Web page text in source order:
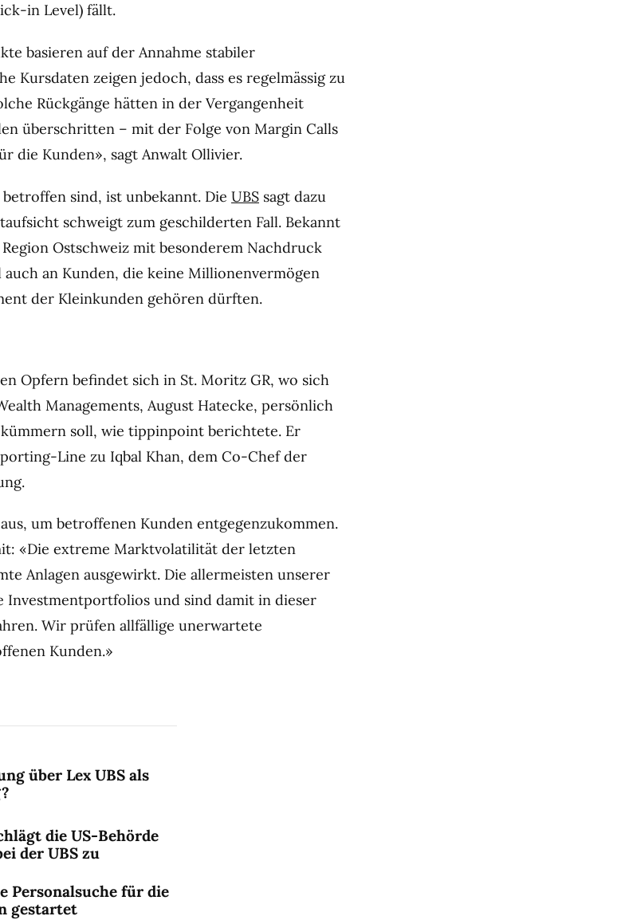
in Level) fällt.
basieren auf der Annahme stabiler
Kursdaten zeigen jedoch, dass es regelmässig zu
Rückgänge hätten in der Vergangenheit
überschritten – mit der Folge von Margin Calls
die Kunden», sagt Anwalt Ollivier.
sind, ist unbekannt. Die UBS sagt dazu
schweigt zum geschilderten Fall. Bekannt
Ostschweiz mit besonderem Nachdruck
an Kunden, die keine Millionenvermögen
der Kleinkunden gehören dürften.
Opfern befindet sich in St. Moritz GR, wo sich
Managements, August Hatecke, persönlich
soll, wie tippinpoint berichtete. Er
Line zu Iqbal Khan, dem Co-Chef der
um betroffenen Kunden entgegenzukommen.
«Die extreme Marktvolatilität der letzten
Anlagen ausgewirkt. Die allermeisten unserer
Investmentportfolios und sind damit in dieser
Wir prüfen allfällige unerwartete
Kunden.»
über Lex UBS als
die US-Behörde
der UBS zu
Personalsuche für die
gestartet